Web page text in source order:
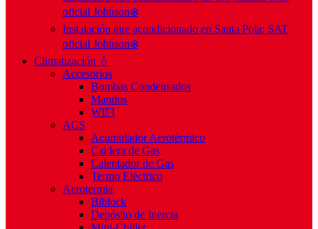
oficial Johnson❄️
Instalación aire acondicionado en Santa Pola: SAT
oficial Johnson❄️
Climatización 💧
Accesorios
Bombas Condensados
Mandos
WIFI
ACS
Acumulador Aerotérmico
Caldera de Gas
Calentador de Gas
Termo Eléctrico
Aerotermia
Biblock
Depósito de Inercia